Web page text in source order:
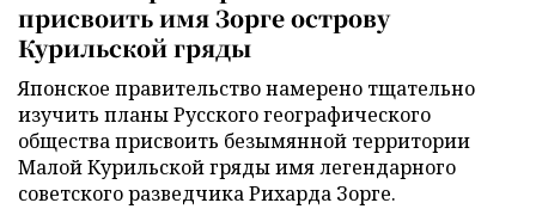
присвоить имя Зорге острову
Курильской гряды
Японское правительство намерено тщательно
изучить планы Русского географического
общества присвоить безымянной территории
Малой Курильской гряды имя легендарного
советского разведчика Рихарда Зорге.